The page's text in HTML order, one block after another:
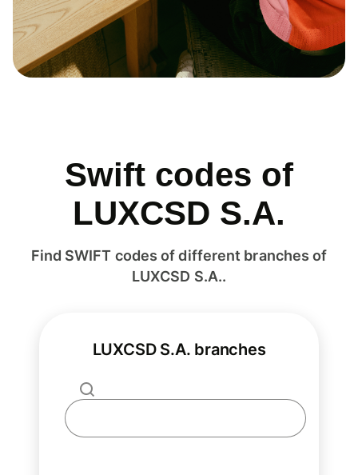
Swift codes of
LUXCSD S.A.
Find SWIFT codes of different branches of
LUXCSD S.A..
LUXCSD S.A. branches